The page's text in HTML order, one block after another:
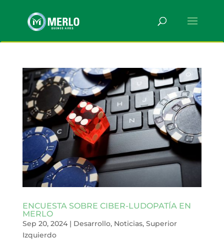
ENCUESTA SOBRE CIBER-LUDOPATÍA EN
MERLO
Sep 20, 2024| Desarrollo, Noticias, Superior
Izquierdo